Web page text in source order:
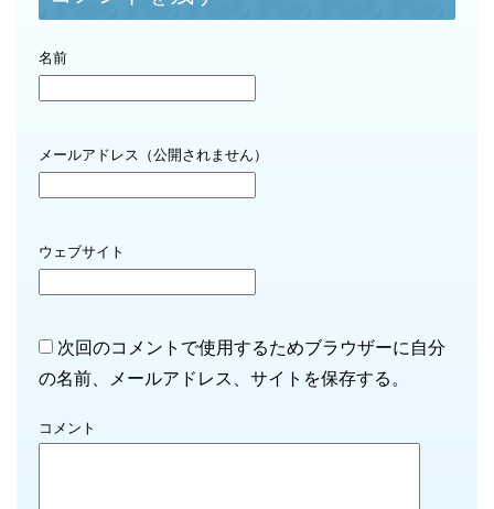
名前
メールアドレス（公開されません）
ウェブサイト
次回のコメントで使用するためブラウザーに自分
の名前、メールアドレス、サイトを保存する。
コメント